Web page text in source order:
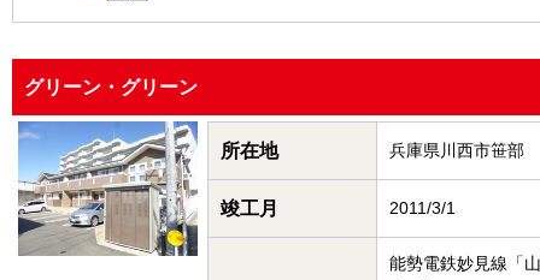
グリーン・グリーン
所在地 兵庫県川西市笹部
竣工月 2011/3/1
能勢電鉄妙見線「